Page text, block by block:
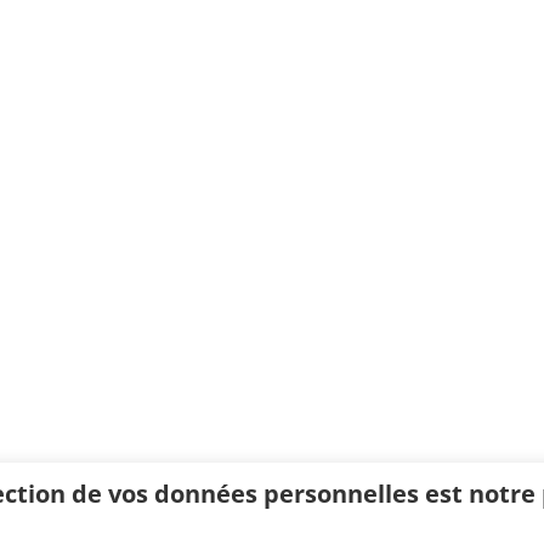
de vos données personnelles est